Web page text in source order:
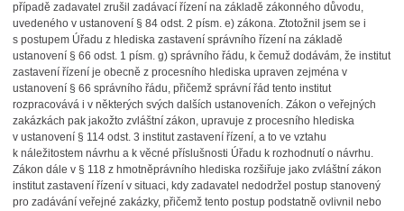
případě zadavatel zrušil zadávací řízení na základě zákonného důvodu,
uvedeného v ustanovení § 84 odst. 2 písm. e) zákona. Ztotožnil jsem se i
s postupem Úřadu z hlediska zastavení správního řízení na základě
ustanovení § 66 odst. 1 písm. g) správního řádu, k čemuž dodávám, že institut
zastavení řízení je obecně z procesního hlediska upraven zejména v
ustanovení § 66 správního řádu, přičemž správní řád tento institut
rozpracovává i v některých svých dalších ustanoveních. Zákon o veřejných
zakázkách pak jakožto zvláštní zákon, upravuje z procesního hlediska
v ustanovení § 114 odst. 3 institut zastavení řízení, a to ve vztahu
k náležitostem návrhu a k věcné příslušnosti Úřadu k rozhodnutí o návrhu.
Zákon dále v § 118 z hmotněprávního hlediska rozšiřuje jako zvláštní zákon
institut zastavení řízení v situaci, kdy zadavatel nedodržel postup stanovený
pro zadávání veřejné zakázky, přičemž tento postup podstatně ovlivnil nebo